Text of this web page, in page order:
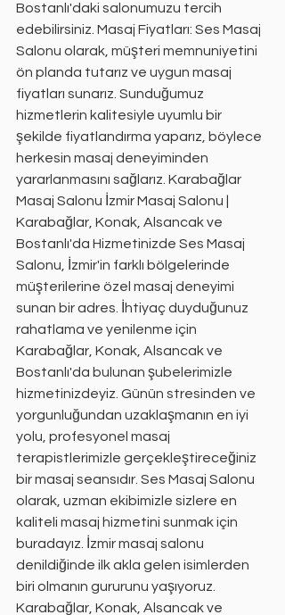
Bostanlı'daki salonumuzu tercih
edebilirsiniz. Masaj Fiyatları: Ses Masaj
Salonu olarak, müşteri memnuniyetini
ön planda tutarız ve uygun masaj
fiyatları sunarız. Sunduğumuz
hizmetlerin kalitesiyle uyumlu bir
şekilde fiyatlandırma yaparız, böylece
herkesin masaj deneyiminden
yararlanmasını sağlarız. Karabağlar
Masaj Salonu İzmir Masaj Salonu |
Karabağlar, Konak, Alsancak ve
Bostanlı'da Hizmetinizde Ses Masaj
Salonu, İzmir'in farklı bölgelerinde
müşterilerine özel masaj deneyimi
sunan bir adres. İhtiyaç duyduğunuz
rahatlama ve yenilenme için
Karabağlar, Konak, Alsancak ve
Bostanlı'da bulunan şubelerimizle
hizmetinizdeyiz. Günün stresinden ve
yorgunluğundan uzaklaşmanın en iyi
yolu, profesyonel masaj
terapistlerimizle gerçekleştireceğiniz
bir masaj seansıdır. Ses Masaj Salonu
olarak, uzman ekibimizle sizlere en
kaliteli masaj hizmetini sunmak için
buradayız. İzmir masaj salonu
denildiğinde ilk akla gelen isimlerden
biri olmanın gururunu yaşıyoruz.
Karabağlar, Konak, Alsancak ve